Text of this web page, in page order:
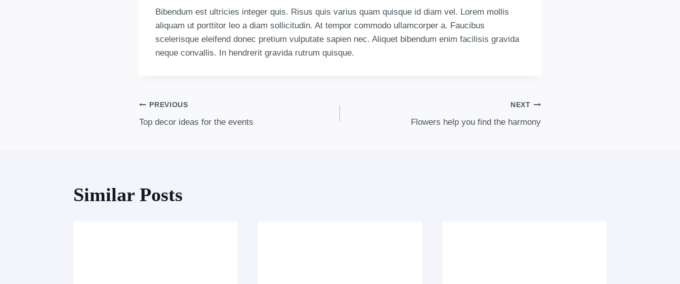
Bibendum est ultricies integer quis. Risus quis varius quam quisque id diam vel. Lorem mollis
aliquam ut porttitor leo a diam sollicitudin. At tempor commodo ullamcorper a. Faucibus
scelerisque eleifend donec pretium vulputate sapien nec. Aliquet bibendum enim facilisis gravida
neque convallis. In hendrerit gravida rutrum quisque.
PREVIOUS
Top decor ideas for the events
NEXT
Flowers help you find the harmony
Similar Posts